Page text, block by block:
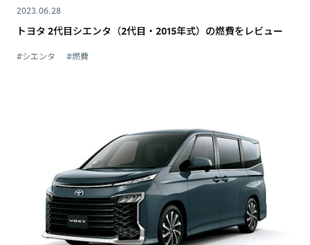
2023.06.28
トヨタ 2代目シエンタ（2代目・2015年式）の燃費をレビュー
#シエンタ #燃費